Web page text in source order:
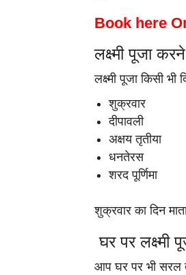
Book here
लक्ष्मी पूजा
लक्ष्मी पूजा किसी
शुक्रवार
दीपावली
अक्षय तृतीया
धनतेरस
शरद पूर्णिमा
शुक्रवार का दिन
घर पर लक्ष्मी
आप घर पर भी सरल